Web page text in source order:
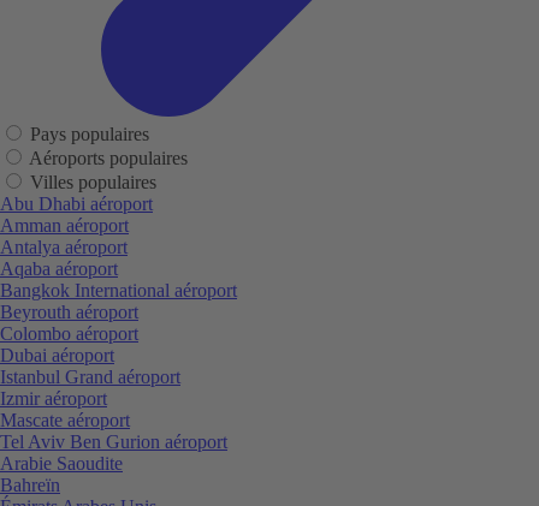
Pays populaires
Aéroports populaires
Villes populaires
Abu Dhabi aéroport
Amman aéroport
Antalya aéroport
Aqaba aéroport
Bangkok International aéroport
Beyrouth aéroport
Colombo aéroport
Dubai aéroport
Istanbul Grand aéroport
Izmir aéroport
Mascate aéroport
Tel Aviv Ben Gurion aéroport
Arabie Saoudite
Bahreïn